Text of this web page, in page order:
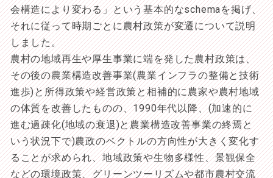
会構造により変わる」という基本的なschemaを掲げ、
それに従って時期ごとに農村政策が変遷について説明
しました。
農村の地域再生や厚生事業に端を発した農村政策は、
その後の農業構造改善事業(農業インフラの整備と技術
進歩)と所得政策や経営政策と相補的に農家や農村地域
の体質を改善したものの、1990年代以降、(加速的に
進む過疎化(地域の衰退)と農業構造改善事業の終焉と
いう状況下で)農政のベクトルの方向性が大きく変化す
ることが求められ、地域政策や生物多様性、景観保全
などの環境政策、グリーンツーリズムや都市農村交流